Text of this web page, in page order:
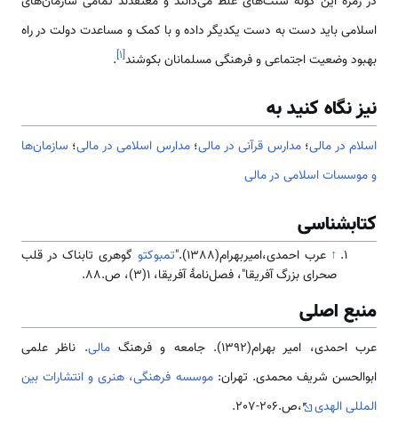
اسلامی باید دست به دست یکدیگر داده و با کمک و مساعدت دولت در راه
بهبود وضعیت اجتماعی و فرهنگی مسلمانان بکوشند[۱]
.
نیز نگاه کنید به
اسلام در مالی؛مدارس قرآنی در مالی؛مدارس اسلامی در مالی؛ سازمان‌ها
و موسسات اسلامی در مالی
کتابشناسی
↑ عرب احمدی،امیربهرام(1388)." تمبوکتو گوهری تابناک در قلب
صحرای بزرگ آفریقا"، فصل‌نامۀ آفریقا، 1(3)، ص.88.
منبع اصلی
عرب احمدی، امیر بهرام(1392). جامعه و فرهنگ مالی. ناظر علمی
ابوالحسن شریف محمدی. تهران:موسسه فرهنگی، هنری و انتشارات بین
المللی الهدی
،ص.206-207.